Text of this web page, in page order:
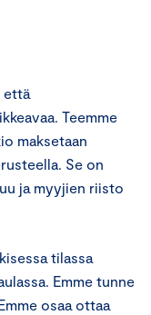
että
Teemme
maksetaan
Se on
ja myyjien riisto
tilassa
Emme tunne
osaa ottaa